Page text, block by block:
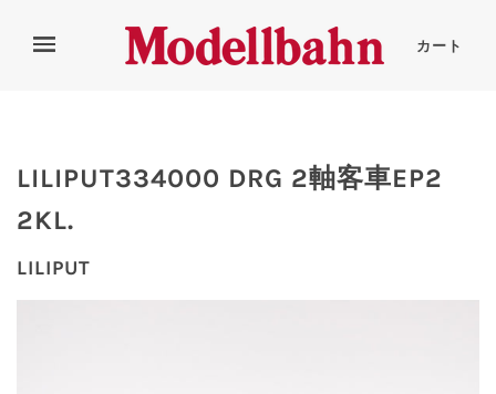
カート
LILIPUT334000 DRG 2軸客車EP2
2KL.
LILIPUT